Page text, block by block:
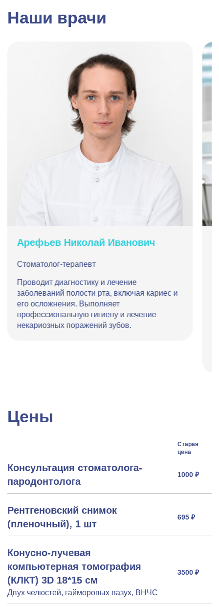
Наши врачи
Арефьев Николай Иванович
Стоматолог-терапевт
Проводит диагностику и лечение
заболеваний полости рта, включая кариес и
его осложнения. Выполняет
профессиональную гигиену и лечение
некариозных поражений зубов.
Цены
Старая
цена
Консультация стоматолога-
пародонтолога
1000 ₽
Рентгеновский снимок
(пленочный), 1 шт
695 ₽
Конусно-лучевая
компьютерная томография
(КЛКТ) 3D 18*15 см
Двух челюстей, гайморовых пазух, ВНЧС
3500 ₽